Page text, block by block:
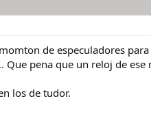
de especuladores
pena que un reloj de
los de tudor.